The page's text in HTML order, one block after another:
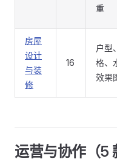
重
房屋
设计
与装
修
16
户型
格、
效果
运营与协作（5